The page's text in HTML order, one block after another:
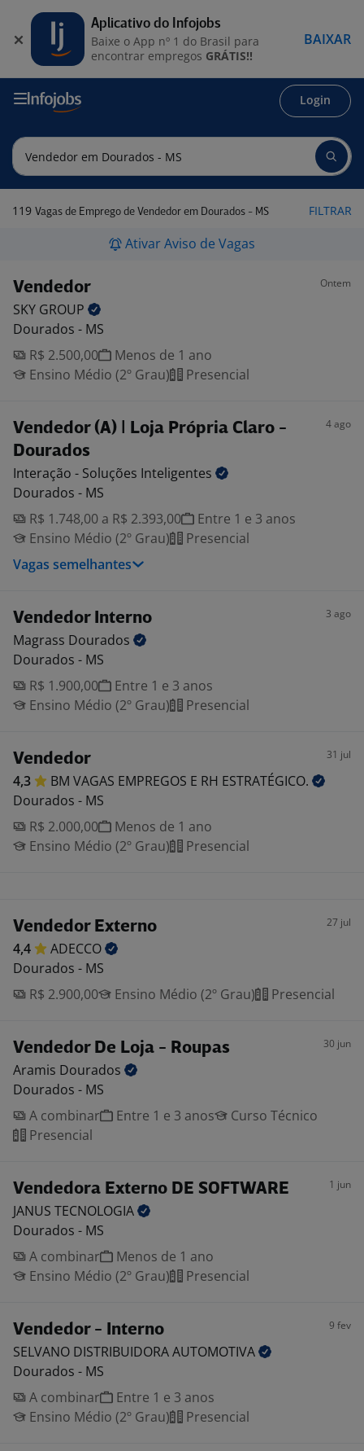
Login
119 Vagas de Emprego de Vendedor em Dourados - MS FILTRAR
Ativar Aviso de Vagas
Vendedor Ontem
SKY GROUP
Dourados - MS
R$ 2.500,00
Menos de 1 ano
Ensino Médio (2º Grau)
Presencial
Vendedor (A) | Loja Própria Claro -
Dourados
4 ago
Interação - Soluções Inteligentes
Dourados - MS
R$ 1.748,00 a R$ 2.393,00
Entre 1 e 3 anos
Ensino Médio (2º Grau)
Presencial
Vagas semelhantes
Vendedor Interno 3 ago
Magrass Dourados
Dourados - MS
R$ 1.900,00
Entre 1 e 3 anos
Ensino Médio (2º Grau)
Presencial
Vendedor 31 jul
4,3 BM VAGAS EMPREGOS E RH ESTRATÉGICO.
Dourados - MS
R$ 2.000,00
Menos de 1 ano
Ensino Médio (2º Grau)
Presencial
Vendedor Externo 27 jul
4,4
ADECCO
Dourados - MS
R$ 2.900,00
Ensino Médio (2º Grau) Presencial
Vendedor De Loja - Roupas 30 jun
Aramis Dourados
Dourados - MS
A combinar
Entre 1 e 3 anos
Curso Técnico
Presencial
Vendedora Externo DE SOFTWARE 1 jun
JANUS TECNOLOGIA
Dourados - MS
A combinar
Menos de 1 ano
Ensino Médio (2º Grau)
Presencial
Vendedor - Interno 9 fev
SELVANO DISTRIBUIDORAAUTOMOTIVA
Dourados - MS
A combinar
Entre 1 e 3 anos
Ensino Médio (2º Grau)
Presencial
Aplicativo do Infojobs
Baixe o App nº 1 do Brasil para
encontrar empregos GRÁTIS!!
BAIXAR